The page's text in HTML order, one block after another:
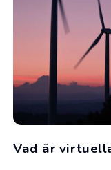
Vad är